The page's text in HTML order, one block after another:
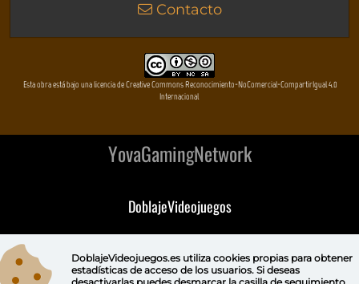
Contacto
Esta obra está bajo una licencia de Creative Commons Reconocimiento-NoComercial-CompartirIgual 4.0
Internacional
YovaGamingNetwork
DoblajeVideojuegos
DeVuego GAL
DoblajeVideojuegos.es utiliza cookies propiaspara obtener
estadísticas de acceso de los usuarios. Si deseas